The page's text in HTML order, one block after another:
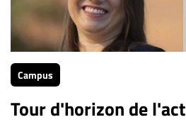
Campus
Tour d'horizon de